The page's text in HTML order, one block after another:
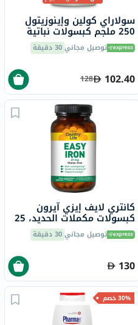
سولاراي كولين وإينوزيتول
250 ملجم كبسولات نباتية
لدعم عملية التمثيل الغذائي
حزمة من 100توصيل مجاني30 دقيقة
102.40
128
كانتري لايف إيزي آيرون
كبسولات مكملات الحديد، 25
ملجم، لعلاج نقص الحديد،
حزمة من 90توصيل مجاني30 دقيقة
130
30% خصم